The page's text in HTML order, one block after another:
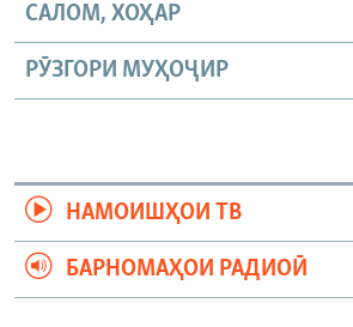
САЛОМ, ХОҲАР
РӮЗГОРИ МУҲОҶИР
НАМОИШҲОИ ТВ
БАРНОМАҲОИ РАДИОӢ